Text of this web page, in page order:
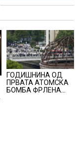
ГОДИШНИНА ОД
ПРВАТА АТОМСКА
БОМБА ФРЛЕНА